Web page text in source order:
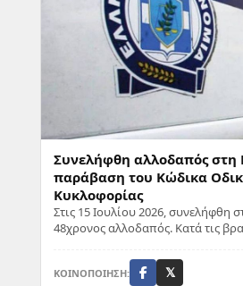
Συνελήφθη αλλοδαπός στη
παράβαση του Κώδικα
Κυκλοφορίας
Στις 15 Ιουλίου 2026, συνελήφθη
48χρονος αλλοδαπός. Κατά τις
ΚΟΙΝΟΠΟΙΗΣΗ: 𝕏